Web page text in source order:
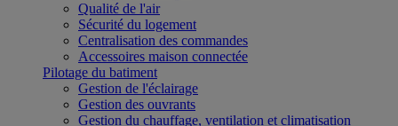
Qualité de l'air
Sécurité du logement
Centralisation des commandes
Accessoires maison connectée
Pilotage du batiment
Gestion de l'éclairage
Gestion des ouvrants
Gestion du chauffage, ventilation et climatisation